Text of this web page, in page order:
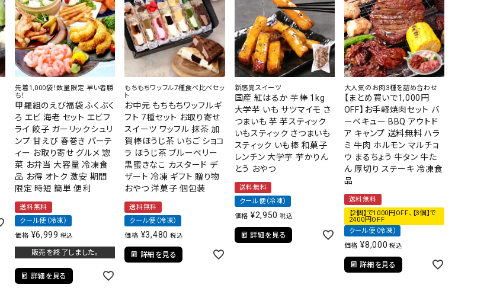
その他
先着1,000袋！数量限定 早い者勝
ち！
甲羅組のえび福袋 ふくぶく
ろ エビ 海老 セット エビフ
ライ 餃子 ガーリックシュリ
ンプ 甘えび 春巻き パーテ
ィー お取り寄せ グルメ 惣
菜 お弁当 大容量 冷凍食
品 お得 オトク 激安 期間
限定 時短 簡単 便利
送料無料
クール便（冷凍）
価格 ¥6,999 税込
販売を終了しました。
詳細を見る
もちもちワッフル7種食べ比べセッ
ト
お中元 もちもちワッフルギ
フト 7種セット お取り寄せ
スイーツ ワッフル 抹茶 加
賀棒ほうじ茶 いちご ショコ
ラ ほうじ茶 ブルーベリー
黒蜜きなこ カスタード デ
ザート 冷凍 ギフト 贈り物
おやつ 洋菓子 個包装
送料無料
クール便（冷凍）
価格 ¥3,480 税込
詳細を見る
新感覚スイーツ
国産 紅はるか 芋棒 1kg
大学芋 いも サツマイモ さ
つまいも 芋 芋スティック
いもスティック さつまいも
スティック いも棒 和菓子
レンチン 大学芋 芋かりん
とう おやつ
送料無料
クール便（冷凍）
価格 ¥2,950 税込
詳細を見る
大人気のお肉3種を詰め合わせ
【まとめ買いで1,000円
OFF】お手軽焼肉セット バ
ーベキュー BBQ アウトド
ア キャンプ 送料無料 ハラ
ミ 牛肉 ホルモン マルチョ
ウ まるちょう 牛タン 牛た
ん 厚切り ステーキ 冷凍食
品
送料無料
【2個】で1000円OFF、【3個】で
2400円OFF
クール便（冷凍）
価格 ¥8,000 税込
詳細を見る